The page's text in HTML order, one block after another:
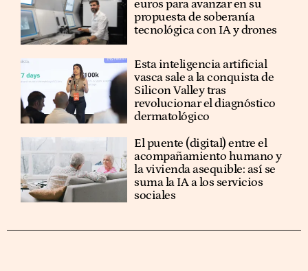
euros para avanzar en su
propuesta de soberanía
tecnológica con IA y drones
Esta inteligencia artificial
vasca sale a la conquista de
Silicon Valley tras
revolucionar el diagnóstico
dermatológico
El puente (digital) entre el
acompañamiento humano y
la vivienda asequible: así se
suma la IA a los servicios
sociales